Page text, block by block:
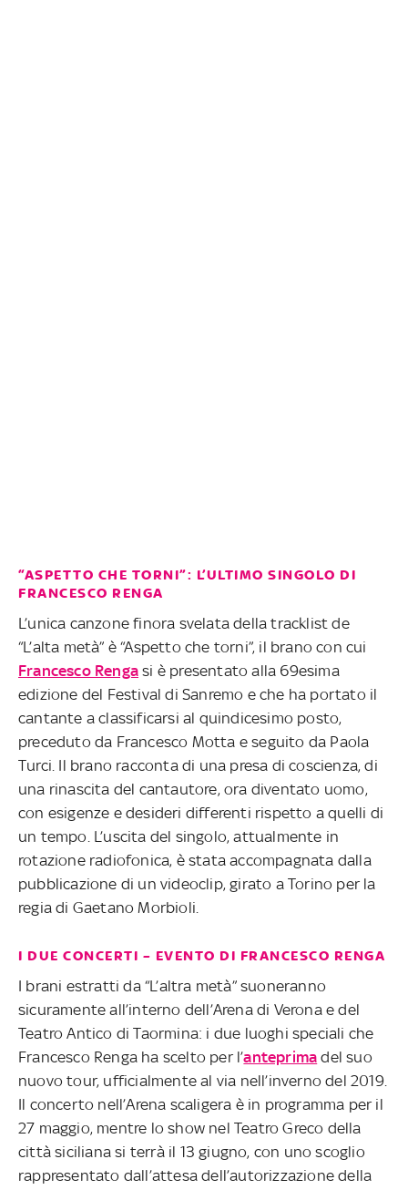
“ASPETTO CHE TORNI”: L’ULTIMO SINGOLO DI
FRANCESCO RENGA
L’unica canzone finora svelata della tracklist de
“L’alta metà” è “Aspetto che torni”, il brano con cui
Francesco Renga si è presentato alla 69esima
edizione del Festival di Sanremo e che ha portato il
cantante a classificarsi al quindicesimo posto,
preceduto da Francesco Motta e seguito da Paola
Turci. Il brano racconta di una presa di coscienza, di
una rinascita del cantautore, ora diventato uomo,
con esigenze e desideri differenti rispetto a quelli di
un tempo. L’uscita del singolo, attualmente in
rotazione radiofonica, è stata accompagnata dalla
pubblicazione di un videoclip, girato a Torino per la
regia di Gaetano Morbioli.
I DUE CONCERTI – EVENTO DI FRANCESCO RENGA
I brani estratti da “L’altra metà” suoneranno
sicuramente all’interno dell’Arena di Verona e del
Teatro Antico di Taormina: i due luoghi speciali che
Francesco Renga ha scelto per l’anteprima del suo
nuovo tour, ufficialmente al via nell’inverno del 2019.
Il concerto nell’Arena scaligera è in programma per il
27 maggio, mentre lo show nel Teatro Greco della
città siciliana si terrà il 13 giugno, con uno scoglio
rappresentato dall’attesa dell’autorizzazione della